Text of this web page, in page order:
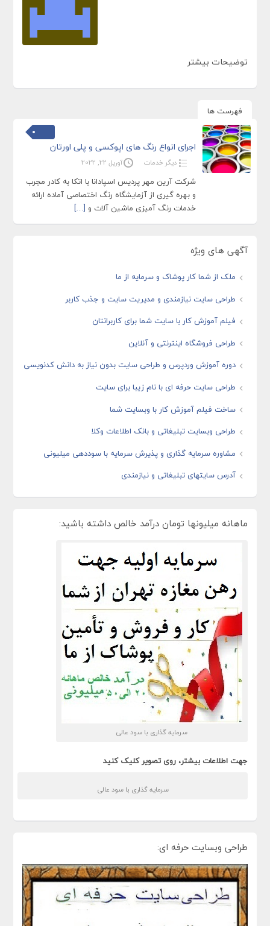
توضیحات بیشتر
فهرست ها
اجرای انواع رنگ های اپوکسی و پلی اورتان
دیگر خدمات آوریل 22, 2022
شرکت آرین مهر پردیس اسپادانا با اتکا به کادر مجرب
و بهره گیری از آزمایشگاه رنگ اختصاصی آماده ارائه
خدمات رنگ آمیزی ماشین آلات و […]
آگهی های ویژه
ملک از شما کار پوشاک و سرمایه از ما
طراحی سایت نیازمندی و مدیریت سایت و جذب کاربر
فیلم آموزش کار با سایت شما برای کاربرانتان
طراحی فروشگاه اینترنتی و آنلاین
دوره آموزش وردپرس و طراحی سایت بدون نیاز به دانش کدنویسی
طراحی سایت حرفه ای با نام زیبا برای سایت
ساخت فیلم آموزش کار با وبسایت شما
طراحی وبسایت تبلیغاتی و بانک اطلاعات وکلا
مشاوره سرمایه گذاری و پذیرش سرمایه با سوددهی میلیونی
آدرس سایتهای تبلیغاتی و نیازمندی
ماهانه میلیونها تومان درآمد خالص داشته باشید:
سرمایه گذاری با سود عالی
جهت اطلاعات بیشتر، روی تصویر کلیک کنید
سرمایه گذاری با سود عالی
طراحی وبسایت حرفه ای: